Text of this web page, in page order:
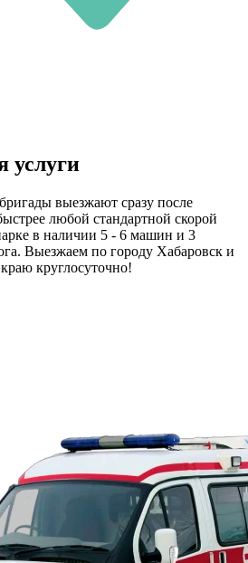
услуги
выезжают сразу после
любой стандартной скорой
в наличии 5 - 6 машин и 3
Выезжаем по городу Хабаровск и
круглосуточно!